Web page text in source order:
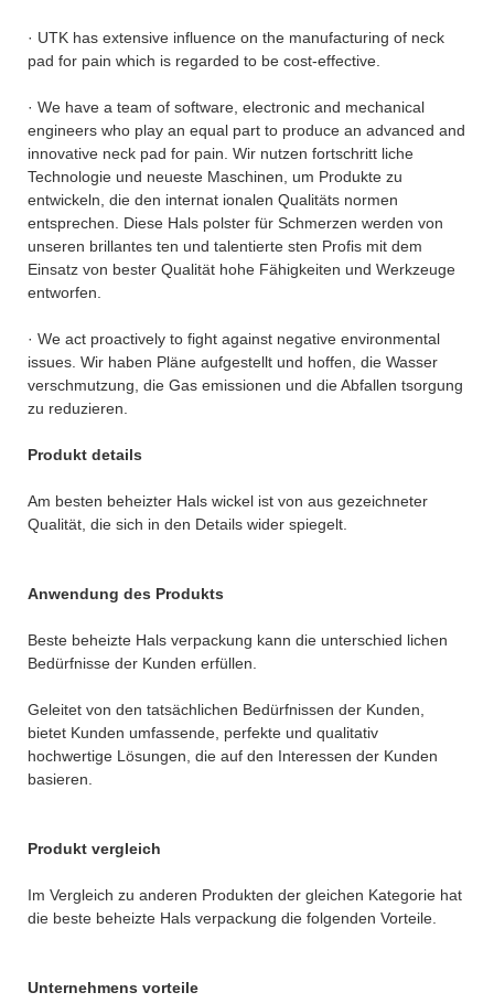
· UTK has extensive influence on the manufacturing of neck
pad for pain which is regarded to be cost-effective.
· We have a team of software, electronic and mechanical
engineers who play an equal part to produce an advanced and
innovative neck pad for pain. Wir nutzen fortschritt liche
Technologie und neueste Maschinen, um Produkte zu
entwickeln, die den internat ionalen Qualitäts normen
entsprechen. Diese Hals polster für Schmerzen werden von
unseren brillantes ten und talentierte sten Profis mit dem
Einsatz von bester Qualität hohe Fähigkeiten und Werkzeuge
entworfen.
· We act proactively to fight against negative environmental
issues. Wir haben Pläne aufgestellt und hoffen, die Wasser
verschmutzung, die Gas emissionen und die Abfallen tsorgung
zu reduzieren.
Produkt details
Am besten beheizter Hals wickel ist von aus gezeichneter
Qualität, die sich in den Details wider spiegelt.
Anwendung des Produkts
Beste beheizte Hals verpackung kann die unterschied lichen
Bedürfnisse der Kunden erfüllen.
Geleitet von den tatsächlichen Bedürfnissen der Kunden,
bietet Kunden umfassende, perfekte und qualitativ
hochwertige Lösungen, die auf den Interessen der Kunden
basieren.
Produkt vergleich
Im Vergleich zu anderen Produkten der gleichen Kategorie hat
die beste beheizte Hals verpackung die folgenden Vorteile.
Unternehmens vorteile